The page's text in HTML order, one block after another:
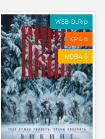
WEB-DLRip
KP 4.6
IMDB 4.6